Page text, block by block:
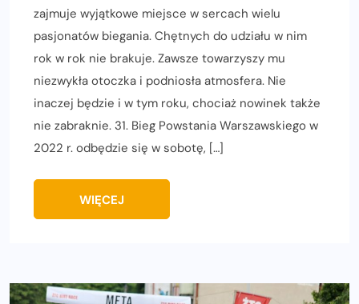
zajmuje wyjątkowe miejsce w sercach wielu
pasjonatów biegania. Chętnych do udziału w nim
rok w rok nie brakuje. Zawsze towarzyszy mu
niezwykła otoczka i podniosła atmosfera. Nie
inaczej będzie i w tym roku, chociaż nowinek także
nie zabraknie. 31. Bieg Powstania Warszawskiego w
2022 r. odbędzie się w sobotę, […]
WIĘCEJ